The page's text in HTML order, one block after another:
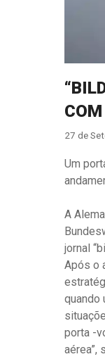
27 de
Um
A
jornal
Após o
quando
porta -
aérea”,